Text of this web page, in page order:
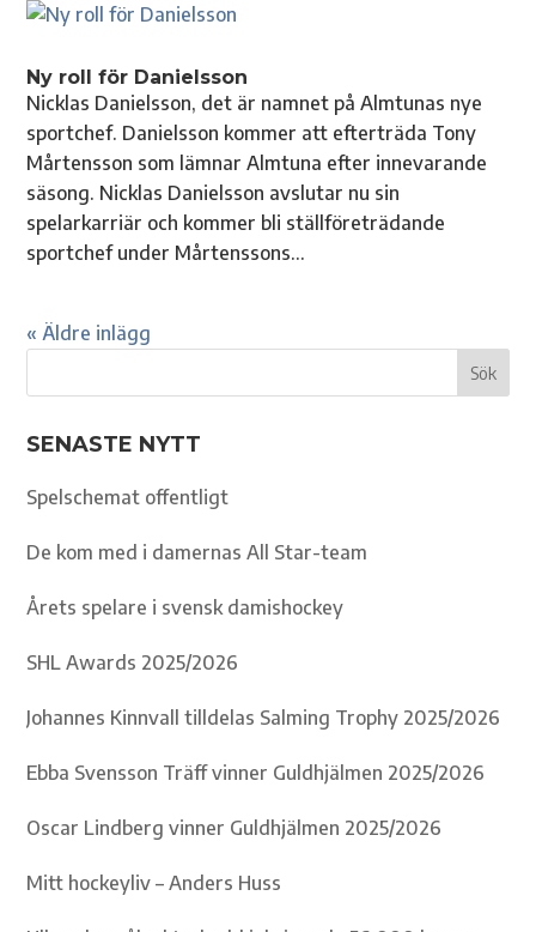
Ny roll för Danielsson
Nicklas Danielsson, det är namnet på Almtunas nye
sportchef. Danielsson kommer att efterträda Tony
Mårtensson som lämnar Almtuna efter innevarande
säsong. Nicklas Danielsson avslutar nu sin
spelarkarriär och kommer bli ställföreträdande
sportchef under Mårtenssons...
« Äldre inlägg
SENASTE NYTT
Spelschemat offentligt
De kom med i damernas All Star-team
Årets spelare i svensk damishockey
SHL Awards 2025/2026
Johannes Kinnvall tilldelas Salming Trophy 2025/2026
Ebba Svensson Träff vinner Guldhjälmen 2025/2026
Oscar Lindberg vinner Guldhjälmen 2025/2026
Mitt hockeyliv – Anders Huss